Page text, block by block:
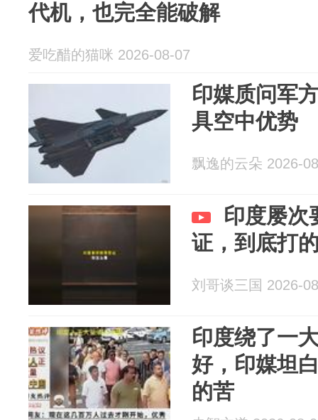
代机，也完全能破解
爱吃醋的猫咪 2026-08-07
印媒质问军
具空中优势
飘逸的云朵 2026-
印度屡次
证，到底打
刘哥谈三国 2026-
印度绕了一
好，印媒坦
的苦